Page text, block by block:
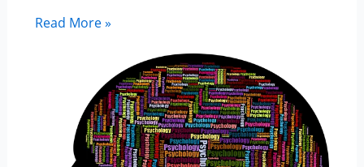
Read More »